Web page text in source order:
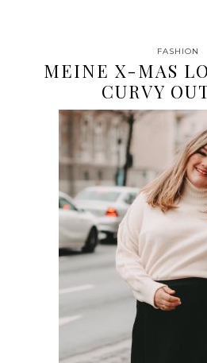
FASHION
MEINE X-MAS
CURVY